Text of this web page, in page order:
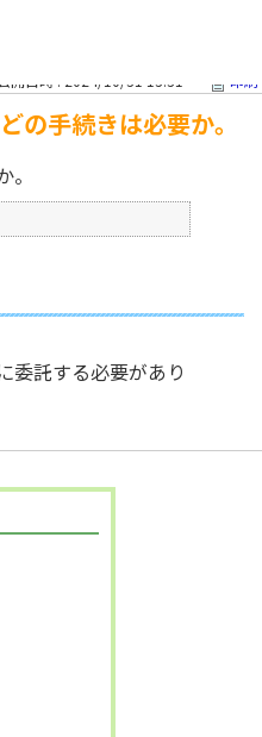
公開日時 : 2024/10/31 13:31 印刷
の手続きは必要か。
委託する必要があり